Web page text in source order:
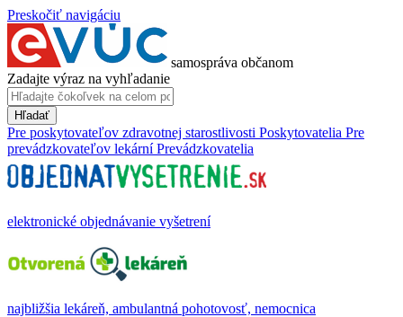
Preskočiť navigáciu
samospráva občanom
Zadajte výraz na vyhľadanie
Hľadať
Pre poskytovateľov zdravotnej starostlivosti Poskytovatelia Pre
prevádzkovateľov lekární Prevádzkovatelia
elektronické objednávanie vyšetrení
najbližšia lekáreň, ambulantná pohotovosť, nemocnica